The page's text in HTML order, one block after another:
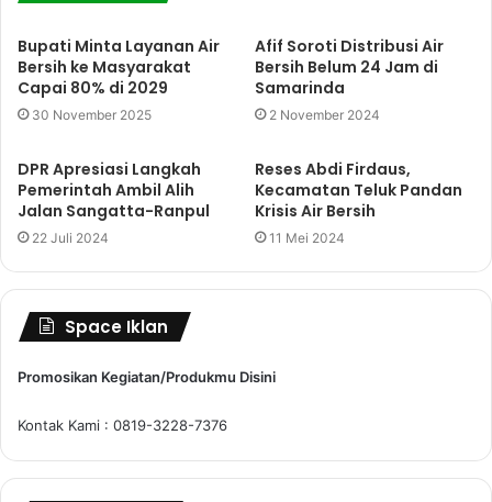
Bupati Minta Layanan Air
Bersih ke Masyarakat
Capai 80% di 2029
30 November 2025
Afif Soroti Distribusi Air
Bersih Belum 24 Jam di
Samarinda
2 November 2024
DPR Apresiasi Langkah
Pemerintah Ambil Alih
Jalan Sangatta-Ranpul
22 Juli 2024
Reses Abdi Firdaus,
Kecamatan Teluk Pandan
Krisis Air Bersih
11 Mei 2024
Space Iklan
Promosikan Kegiatan/Produkmu Disini
Kontak Kami : 0819-3228-7376